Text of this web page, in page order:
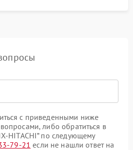
с приведенными ниже
либо обратиться в
HITACHI” по следующему
79-21 если не нашли ответ на